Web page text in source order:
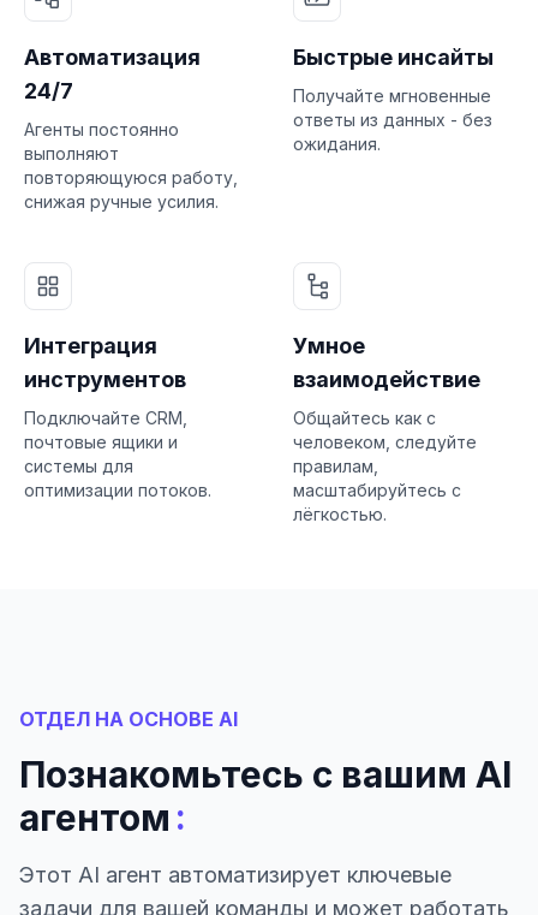
Автоматизация
24/7
Агенты постоянно
выполняют
повторяющуюся работу,
снижая ручные усилия.
Быстрые инсайты
Получайте мгновенные
ответы из данных - без
ожидания.
Интеграция
инструментов
Подключайте CRM,
почтовые ящики и
системы для
оптимизации потоков.
Умное
взаимодействие
Общайтесь как с
человеком, следуйте
правилам,
масштабируйтесь с
лёгкостью.
ОТДЕЛ НА ОСНОВЕ AI
Познакомьтесь с вашим AI
агентом :
Этот AI агент автоматизирует ключевые
задачи для вашей команды и может работать